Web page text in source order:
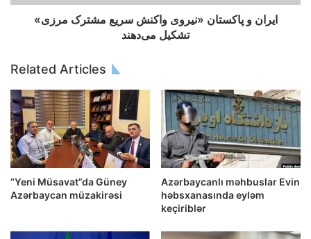
ایران و پاکستان «نیروی واکنش سریع مشترک مرزی»
تشکیل می‌دهند
Related Articles
“Yeni Müsavat”da Güney
Azərbaycan müzakirəsi
Azərbaycanlı məhbuslar Evin
həbsxanasında eyləm
keçiriblər